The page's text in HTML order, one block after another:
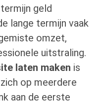
geld
lange termijn vaak
omzet,
uitstraling.
laten maken is
op meerdere
aan de eerste